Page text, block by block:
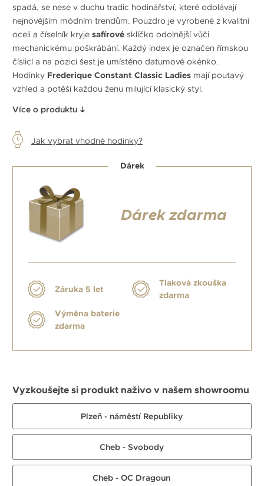
spadá, se nese v duchu tradic hodinářství, které odolávají
nejnovějším módním trendům. Pouzdro je vyrobené z kvalitní
oceli a číselník kryje safírové sklíčko odolnější vůči
mechanickému poškrábání. Každý index je označen římskou
číslicí a na pozici šest je umístěno datumové okénko.
Hodinky Frederique Constant Classic Ladies mají poutavý
vzhled a potěší každou ženu milující klasický styl.
Více o produktu
Jak vybrat vhodné hodinky?
Dárek
Dárek zdarma
Záruka 5 let
Tlaková zkouška
zdarma
Výměna baterie
zdarma
Vyzkoušejte si produkt naživo v našem showroomu
Plzeň - náměstí Republiky
Cheb - Svobody
Cheb - OC Dragoun